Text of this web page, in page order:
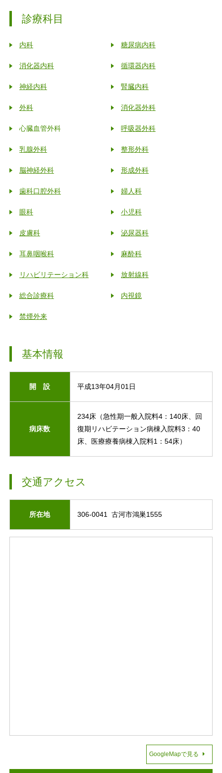
診療科目
内科 糖尿病内科
消化器内科 循環器内科
神経内科 腎臓内科
外科 消化器外科
心臓血管外科 呼吸器外科
乳腺外科 整形外科
脳神経外科 形成外科
歯科口腔外科 婦人科
眼科 小児科
皮膚科 泌尿器科
耳鼻咽喉科 麻酔科
リハビリテーション科 放射線科
総合診療科 内視鏡
禁煙外来
基本情報
開 設 平成13年04月01日
病床数
234床（急性期一般入院料4：140床、回
復期リハビテーション病棟入院料3：40
床、医療療養病棟入院料1：54床）
交通アクセス
所在地 306-0041 古河市鴻巣1555
GoogleMapで見る